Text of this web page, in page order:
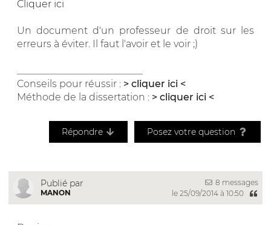
Cliquer ici
Un document d'un professeur de droit sur les
erreurs à éviter. Il faut l'avoir et le voir ;)
Conseils pour réussir : > cliquer ici <
Méthode de la dissertation : > cliquer ici <
Répondre Posez votre question
Publié par
MANON
8 messages
le 25/09/2014 à 10:50